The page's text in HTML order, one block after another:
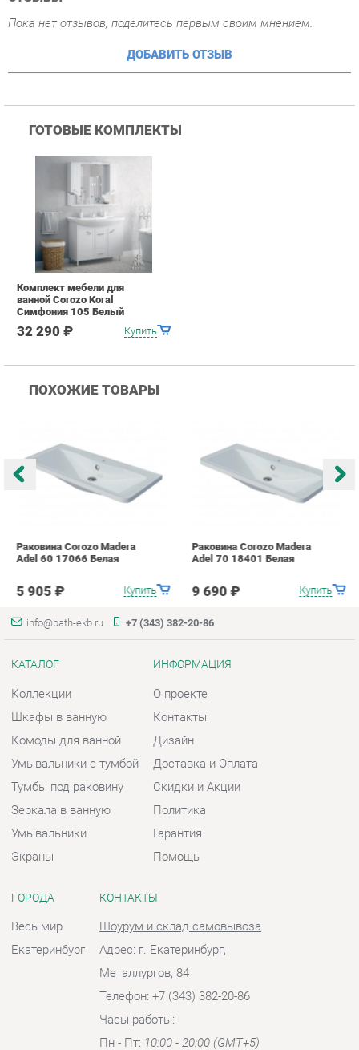
ГОТОВЫЕ КОМПЛЕКТЫ
Купить
ванной Corozo Koral
Симфония 105 Белый
32 290 ₽
ПОХОЖИЕ ТОВАРЫ
Купить
5 905 ₽ Купить
9 690 ₽
info@bath-ekb.ru +7 (343) 382-20-86
Коллекции
Шкафы в ванную
Умывальники с тумбой
Умывальники
Экраны
О проекте
Контакты
Доставка и Оплата
Гарантия
Помощь
ГОРОДА
Весь мир
Екатеринбург
КОНТАКТЫ
Шоурум и склад самовывоза
Адрес: г. Екатеринбург,
Металлургов, 84
Телефон: +7 (343) 382-20-86
Пн - Пт:10:00 - 20:00 (GMT+5)
Отправить сообщение
© 2009-2026 Ванная-Екатеринбург